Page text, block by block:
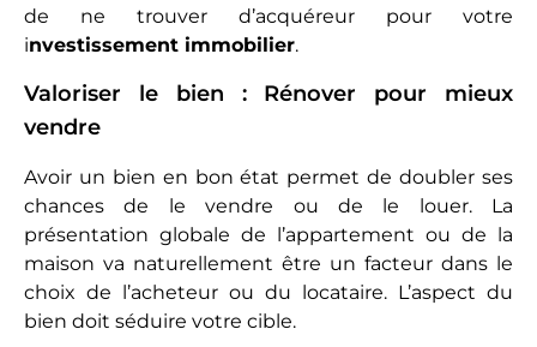
de ne trouver d’acquéreur pour votre
investissement immobilier.
Valoriser le bien : Rénover pour mieux
vendre
Avoir un bien en bon état permet de doubler ses
chances de le vendre ou de le louer. La
présentation globale de l’appartement ou de la
maison va naturellement être un facteur dans le
choix de l’acheteur ou du locataire. L’aspect du
bien doit séduire votre cible.